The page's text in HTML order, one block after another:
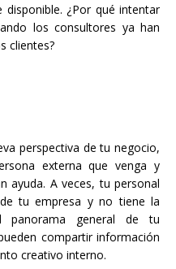
¿Por qué intentar
los consultores ya han
clientes?
perspectiva de tu negocio,
externa que venga y
ayuda. A veces, tu personal
tu empresa y no tiene la
panorama general de tu
compartir información
creativo interno.